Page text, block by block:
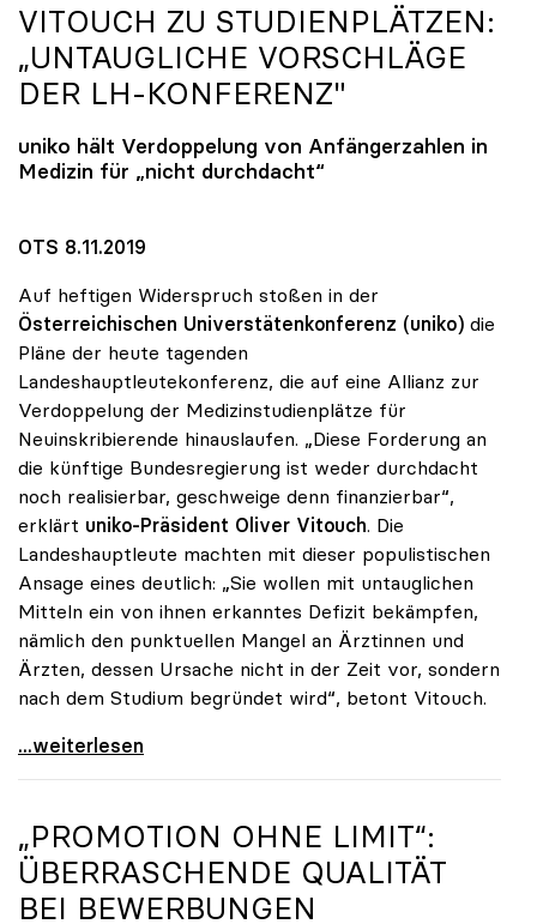
VITOUCH ZU STUDIENPLÄTZEN:
„UNTAUGLICHE VORSCHLÄGE
DER LH-KONFERENZ"
uniko hält Verdoppelung von Anfängerzahlen in
Medizin für „nicht durchdacht“
OTS 8.11.2019
Auf heftigen Widerspruch stoßen in der
Österreichischen Universtätenkonferenz (uniko) die
Pläne der heute tagenden
Landeshauptleutekonferenz, die auf eine Allianz zur
Verdoppelung der Medizinstudienplätze für
Neuinskribierende hinauslaufen. „Diese Forderung an
die künftige Bundesregierung ist weder durchdacht
noch realisierbar, geschweige denn finanzierbar“,
erklärt uniko-Präsident Oliver Vitouch. Die
Landeshauptleute machten mit dieser populistischen
Ansage eines deutlich: „Sie wollen mit untauglichen
Mitteln ein von ihnen erkanntes Defizit bekämpfen,
nämlich den punktuellen Mangel an Ärztinnen und
Ärzten, dessen Ursache nicht in der Zeit vor, sondern
nach dem Studium begründet wird“, betont Vitouch.
Vitouch zu Studienplätzen: „Untaugliche Vorschläge
...weiterlesen
„PROMOTION OHNE LIMIT“:
ÜBERRASCHENDE QUALITÄT
BEI BEWERBUNGEN